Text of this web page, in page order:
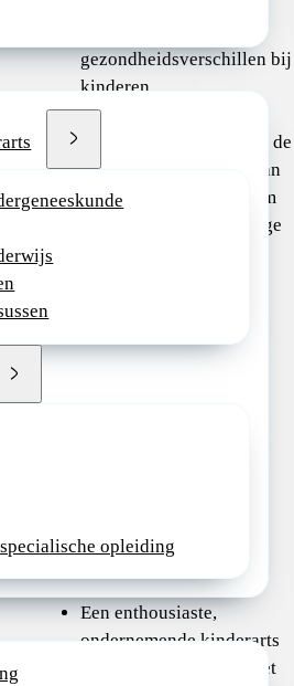
opleiding
gezondheidsverschillen bij
kinderen.
Een ondernemende rol,
waarin je meebouwt aan de
verdere ontwikkeling van
deze vernieuwende vorm
van kindergeneeskundige
Noord-Holland
Een enthousiaste,
ondernemende kinderarts
die energie krijgt van het